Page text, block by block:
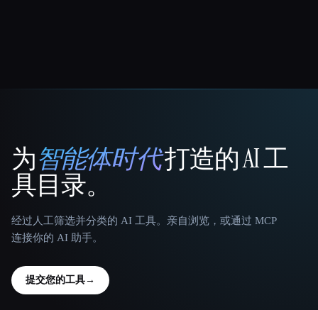
That AI Collection
为智能体时代打造的 AI 工
具目录。
经过人工筛选并分类的 AI 工具。亲自浏览，或通过 MCP
连接你的 AI 助手。
提交您的工具→